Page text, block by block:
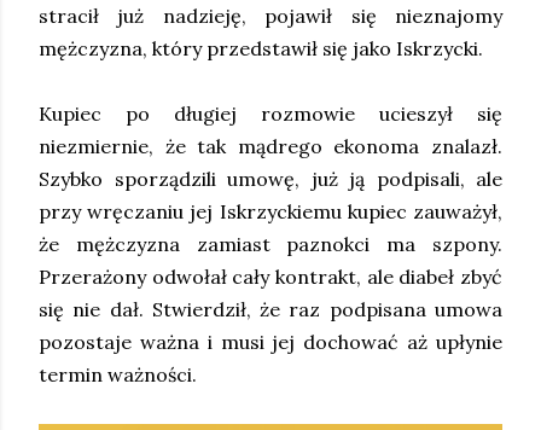
stracił już nadzieję, pojawił się nieznajomy
mężczyzna, który przedstawił się jako Iskrzycki.
Kupiec po długiej rozmowie ucieszył się
niezmiernie, że tak mądrego ekonoma znalazł.
Szybko sporządzili umowę, już ją podpisali, ale
przy wręczaniu jej Iskrzyckiemu kupiec zauważył,
że mężczyzna zamiast paznokci ma szpony.
Przerażony odwołał cały kontrakt, ale diabeł zbyć
się nie dał. Stwierdził, że raz podpisana umowa
pozostaje ważna i musi jej dochować aż upłynie
termin ważności.